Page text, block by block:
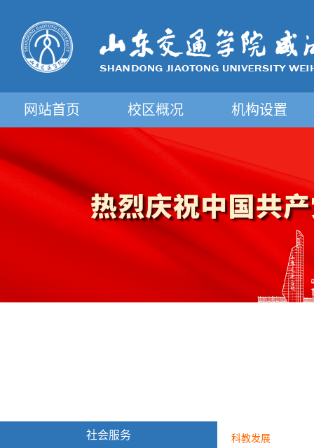
网站首页 校区概况 机构设置
社会服务 科教发展